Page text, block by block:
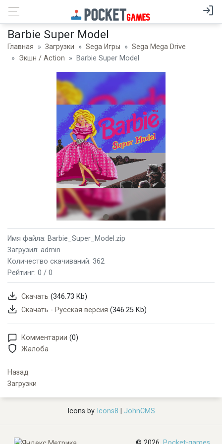
Barbie Super Model
Главная Загрузки Sega Игры
Sega Mega Drive
Экшн / Action
Barbie Super Model
Имя файла: Barbie_Super_Model.zip
Загрузил: admin
Количество скачиваний: 362
Рейтинг: 0 / 0
Скачать (346.73 Kb)
Скачать - Русская версия (346.25 Kb)
Комментарии (0)
Жалоба
Назад
Загрузки
Icons byIcons8 JohnCMS